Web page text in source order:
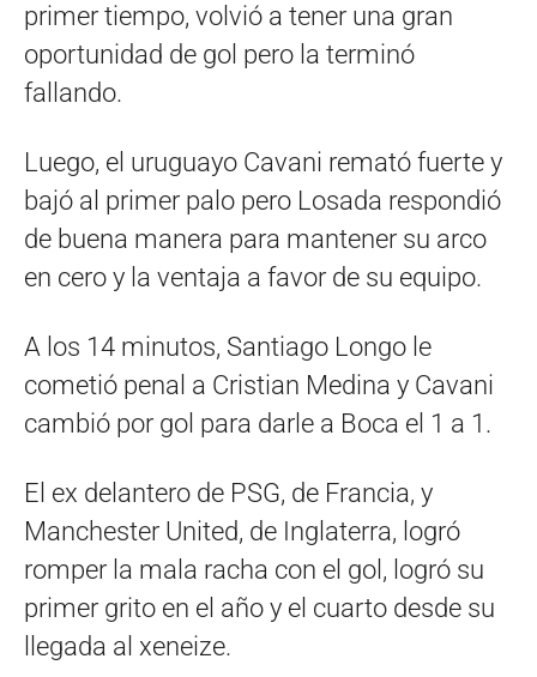
primer tiempo, volvió a tener una gran
oportunidad de gol pero la terminó
fallando.
Luego, el uruguayo Cavani remató fuerte y
bajó al primer palo pero Losada respondió
de buena manera para mantener su arco
en cero y la ventaja a favor de su equipo.
A los 14 minutos, Santiago Longo le
cometió penal a Cristian Medina y Cavani
cambió por gol para darle a Boca el 1 a 1.
El ex delantero de PSG, de Francia, y
Manchester United, de Inglaterra, logró
romper la mala racha con el gol, logró su
primer grito en el año y el cuarto desde su
llegada al xeneize.